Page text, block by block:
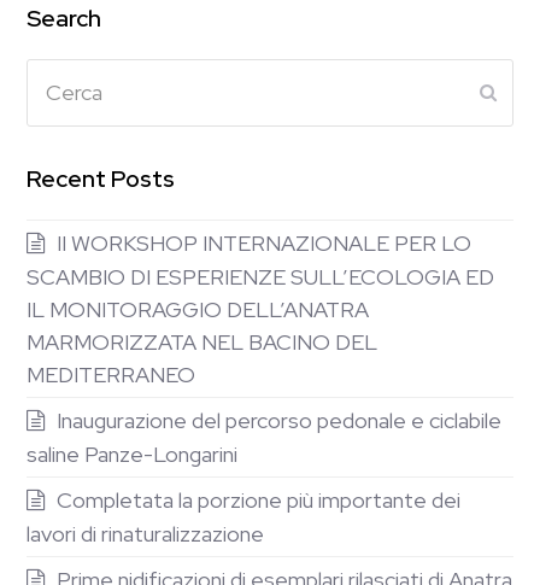
Search
Recent Posts
II WORKSHOP INTERNAZIONALE PER LO
SCAMBIO DI ESPERIENZE SULL’ECOLOGIA ED
IL MONITORAGGIO DELL’ANATRA
MARMORIZZATA NEL BACINO DEL
MEDITERRANEO
Inaugurazione del percorso pedonale e ciclabile
saline Panze-Longarini
Completata la porzione più importante dei
lavori di rinaturalizzazione